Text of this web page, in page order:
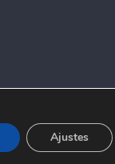
Ajustes